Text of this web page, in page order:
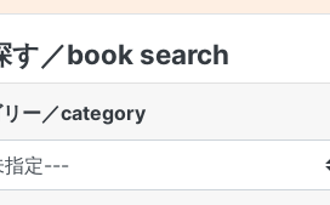
す／book search
リー／category